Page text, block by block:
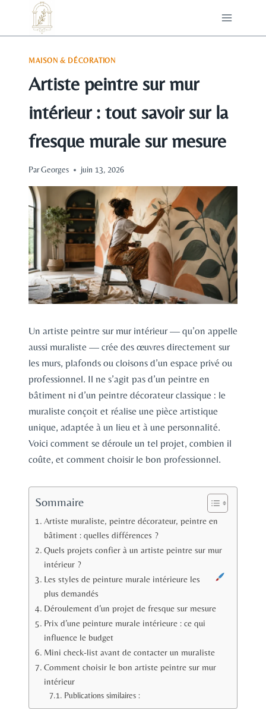
contenu
MAISON & DÉCORATION
Artiste peintre sur mur
intérieur : tout savoir sur la
fresque murale sur mesure
ParGeorges juin 13, 2026
Un artiste peintre sur mur intérieur — qu’on appelle
aussi muraliste — crée des œuvres directement sur
les murs, plafonds ou cloisons d’un espace privé ou
professionnel. Il ne s’agit pas d’un peintre en
bâtiment ni d’un peintre décorateur classique : le
muraliste conçoit et réalise une pièce artistique
unique, adaptée à un lieu et à une personnalité.
Voici comment se déroule un tel projet, combien il
coûte, et comment choisir le bon professionnel.
Sommaire
Artiste muraliste, peintre décorateur, peintre en
bâtiment : quelles différences ?
Quels projets confier à un artiste peintre sur mur
intérieur ?
Les styles de peinture murale intérieure les
plus demandés
Déroulement d’un projet de fresque sur mesure
Prix d’une peinture murale intérieure : ce qui
influence le budget
Mini check-list avant de contacter un muraliste
Comment choisir le bon artiste peintre sur mur
intérieur
Publications similaires :